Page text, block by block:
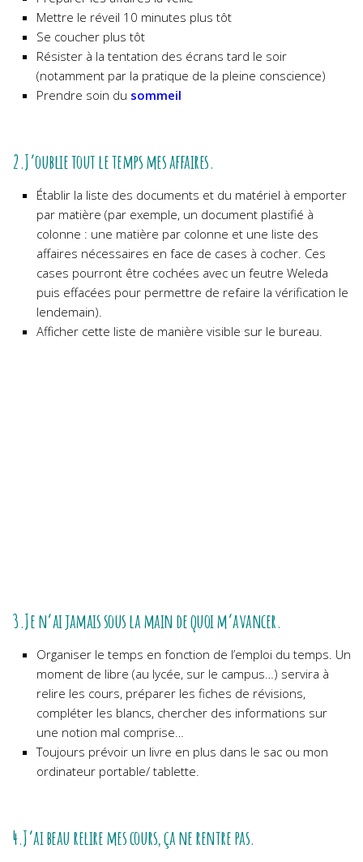
Mettre le réveil 10 minutes plus tôt
Se coucher plus tôt
Résister à la tentation des écrans tard le soir
(notamment par la pratique de la pleine conscience)
Prendre soin du sommeil
2.J’oublie tout le temps mes affaires.
Établir la liste des documents et du matériel à emporter
par matière (par exemple, un document plastifié à
colonne : une matière par colonne et une liste des
affaires nécessaires en face de cases à cocher. Ces
cases pourront être cochées avec un feutre Weleda
puis effacées pour permettre de refaire la vérification le
lendemain).
Afficher cette liste de manière visible sur le bureau.
3.Je n’ai jamais sous la main de quoi m’avancer.
Organiser le temps en fonction de l’emploi du temps. Un
moment de libre (au lycée, sur le campus…) servira à
relire les cours, préparer les fiches de révisions,
compléter les blancs, chercher des informations sur
une notion mal comprise…
Toujours prévoir un livre en plus dans le sac ou mon
ordinateur portable/ tablette.
4.J’ai beau relire mes cours, ça ne rentre pas.